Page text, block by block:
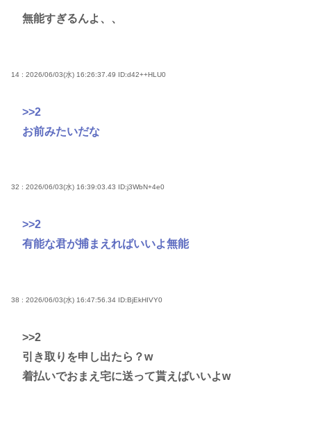
無能すぎるんよ、、
14 : 2026/06/03(水) 16:26:37.49 ID:d42++HLU0
>>2
お前みたいだな
32 : 2026/06/03(水) 16:39:03.43 ID:j3WbN+4e0
>>2
有能な君が捕まえればいいよ無能
38 : 2026/06/03(水) 16:47:56.34 ID:BjEkHIVY0
>>2
引き取りを申し出たら？w
着払いでおまえ宅に送って貰えばいいよw